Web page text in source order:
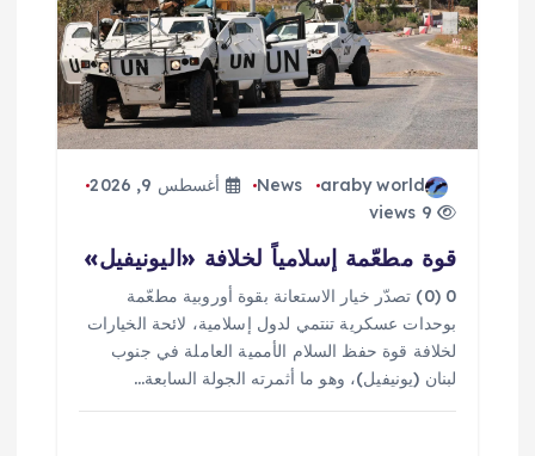
ت
araby world
News
أغسطس 9, 2026
9 views
قوة مطعّمة إسلامياً لخلافة «اليونيفيل»
0 (0) تصدّر خيار الاستعانة بقوة أوروبية مطعّمة
بوحدات عسكرية تنتمي لدول إسلامية، لائحة الخيارات
لخلافة قوة حفظ السلام الأممية العاملة في جنوب
لبنان (يونيفيل)، وهو ما أثمرته الجولة السابعة…